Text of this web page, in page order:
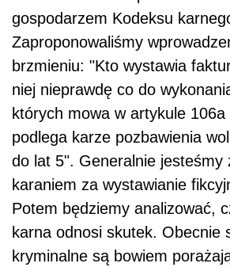
gospodarzem Kodeksu
Zaproponowaliśmy
brzmieniu: "Kto wystawia
niej nieprawdę co do
których mowa w artykule 106a
podlega karze pozbawienia
do lat 5". Generalnie jesteśmy
karaniem za wystawianie
Potem będziemy analizować,
karna odnosi skutek. Obecnie
kryminalne są bowiem